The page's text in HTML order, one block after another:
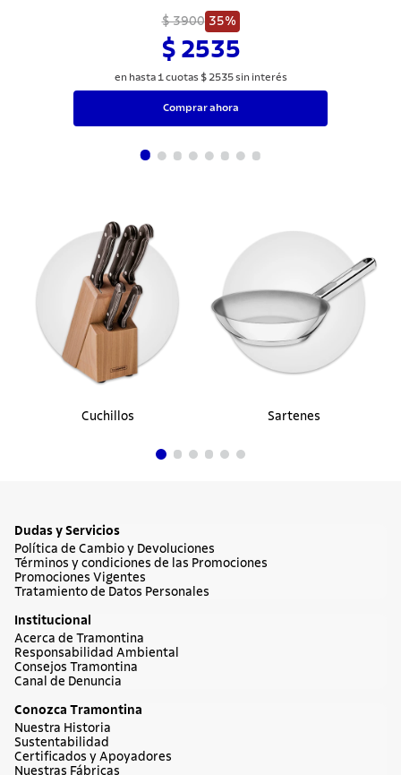
$ 3900 35%
$ 2535
en hasta 1 cuotas $ 2535sin interés
Comprar ahora
Cuchillos Sartenes
Dudas y Servicios
Política de Cambio y Devoluciones
Términos y condiciones de las Promociones
Promociones Vigentes
Tratamiento de Datos Personales
Institucional
Acerca de Tramontina
Responsabilidad Ambiental
Consejos Tramontina
Canal de Denuncia
Conozca Tramontina
Nuestra Historia
Sustentabilidad
Certificados y Apoyadores
Nuestras Fábricas